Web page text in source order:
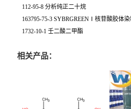
112-95-8 分析纯正二十烷
163795-75-3 SYBRGREENⅠ核苷酸胶体
1732-10-1 壬二酸二甲酯
相关产品：